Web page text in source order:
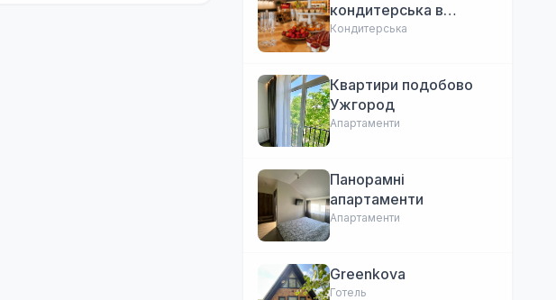
кондитерська в
Ужгороді
Кондитерська
Квартири подобово
Ужгород
Апартаменти
Панорамні
апартаменти
Апартаменти
Greenkova
Готель